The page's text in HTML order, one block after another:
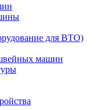
для ВТО)
машин